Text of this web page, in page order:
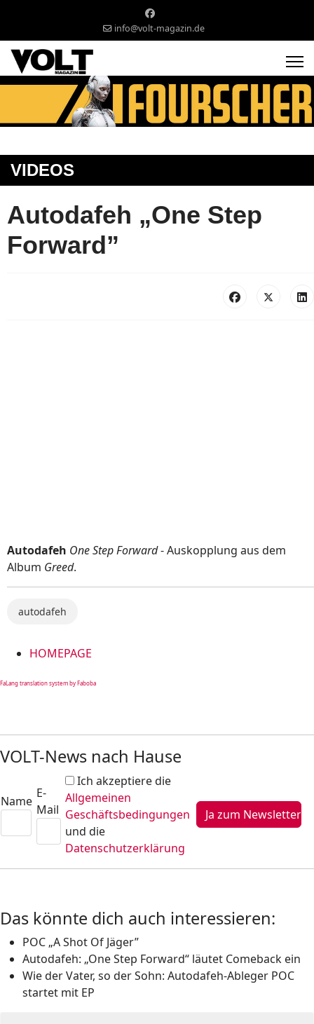
info@volt-magazin.de
VIDEOS
Autodafeh „One Step
Forward”
Autodafeh One Step Forward- Auskopplung aus dem
Album Greed.
autodafeh
HOMEPAGE
FaLang translation system by Faboba
VOLT-News nach Hause
Name
E-
Mail
Ich akzeptiere die
Allgemeinen
Geschäftsbedingungen
und die
Datenschutzerklärung
Das könnte dich auch interessieren:
POC „A Shot Of Jäger”
Autodafeh: „One Step Forward“ läutet Comeback ein
Wie der Vater, so der Sohn: Autodafeh-Ableger POC
startet mit EP